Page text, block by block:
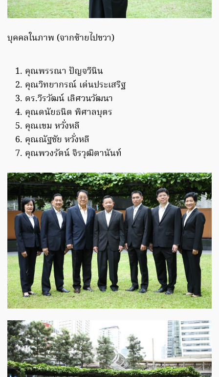
บุคคลในภาพ (จากซ้ายไปขวา)
คุณพรรณา ปัญจวีนิน
คุณวิทยากรณ์ เด่นประเสริฐ
ดร.วีรวัฒน์ เลิศวนวัฒนา
คุณดนัยธนิต พิศาลบุตร
คุณเขม หวั่งหลี
คุณณัฐชัย หวั่งหลี
คุณพวงรัตน์ จิรวุฒิตานันท์